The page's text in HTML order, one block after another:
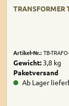
Artikel-Nr.:TB-
Gewicht:3,8 kg
Paketversand
Ab Lager